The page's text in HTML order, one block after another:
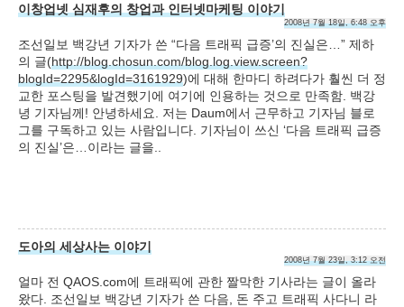
이창업넷 심재후의 창업과 인터넷마케팅 이야기
2008년 7월 18일, 6:48 오후
조선일보 백강년 기자가 쓴 “다음 트래픽 급증’의 진실은…” 제하
의 글(http://blog.chosun.com/blog.log.view.screen?
blogId=2295&logId=3161929)에 대해 한마디 하려다가 훨씬 더 정
교한 포스팅을 발견했기에 여기에 인용하는 것으로 만족함. 백강
녕 기자님께! 안녕하세요. 저는 Daum에서 근무하고 기자님 블로
그를 구독하고 있는 사람입니다. 기자님이 쓰신 ‘다음 트래픽 급증
의 진실’은…이라는 글을..
도아의 세상사는 이야기
2008년 7월 23일, 3:12 오전
얼마 전 QAOS.com에 트래픽에 관한 짤막한 기사라는 글이 올라
왔다. 조선일보 백강년 기자가 쓴 다음, 돈 주고 트래픽 사다니 라